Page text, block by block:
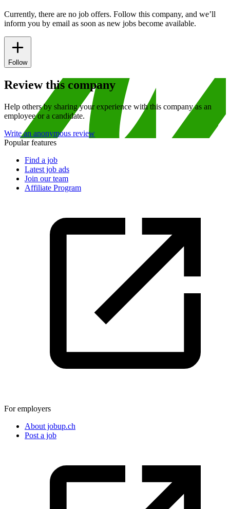
Currently, there are no job offers. Follow this company, and we’ll
inform you by email as soon as new jobs become available.
Follow
Review this company
Help others by sharing your experience with this company as an
employee or a candidate.
Write an anonymous review
Popular features
Find a job
Latest job ads
Join our team
Affiliate Program
For employers
About jobup.ch
Post a job